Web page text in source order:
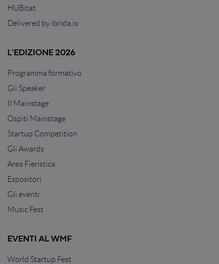
HUBitat
Delivered by ibrida.io
L'EDIZIONE 2026
Programma formativo
Gli Speaker
Il Mainstage
Ospiti Mainstage
Startup Competition
Gli Awards
Area Fieristica
Espositori
Gli eventi
Music Fest
EVENTI AL WMF
World Startup Fest